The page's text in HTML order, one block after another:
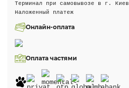
Терминал при самовывозе в г. Киев
Наложенный платеж
Онлайн-оплата
Оплата частями